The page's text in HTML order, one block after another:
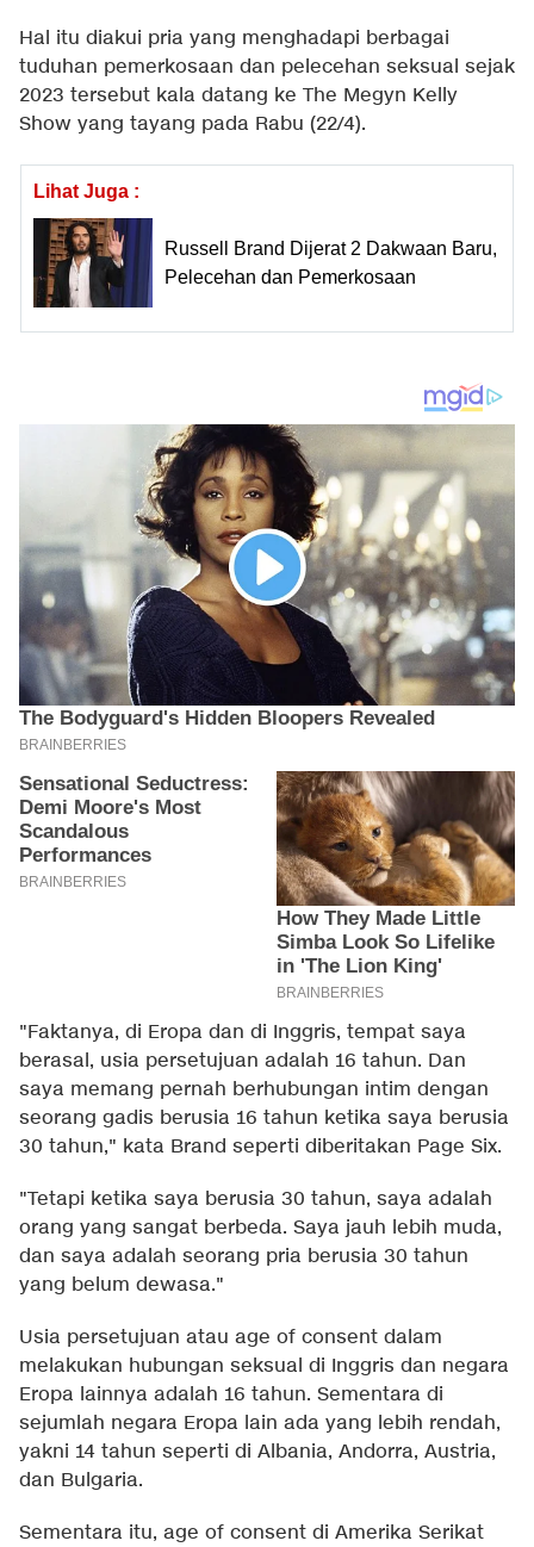
Hal itu diakui pria yang menghadapi berbagai
tuduhan pemerkosaan dan pelecehan seksual sejak
2023 tersebut kala datang ke The Megyn Kelly
Show yang tayang pada Rabu (22/4).
Lihat Juga :
Russell Brand Dijerat 2 Dakwaan Baru,
Pelecehan dan Pemerkosaan
"Faktanya, di Eropa dan di Inggris, tempat saya
berasal, usia persetujuan adalah 16 tahun. Dan
saya memang pernah berhubungan intim dengan
seorang gadis berusia 16 tahun ketika saya berusia
30 tahun," kata Brand seperti diberitakan Page Six.
"Tetapi ketika saya berusia 30 tahun, saya adalah
orang yang sangat berbeda. Saya jauh lebih muda,
dan saya adalah seorang pria berusia 30 tahun
yang belum dewasa."
Usia persetujuan atau age of consent dalam
melakukan hubungan seksual di Inggris dan negara
Eropa lainnya adalah 16 tahun. Sementara di
sejumlah negara Eropa lain ada yang lebih rendah,
yakni 14 tahun seperti di Albania, Andorra, Austria,
dan Bulgaria.
Sementara itu, age of consent di Amerika Serikat